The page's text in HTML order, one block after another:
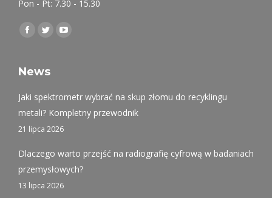
Pon - Pt: 7.30 - 15.30
Find us on:
Facebook
opens
new
window
Twitter
opens
new
window
YouTube
new
window
News
Jaki spektrometr wybrać na skup złomu do recyklingu
metali? Kompletny przewodnik
21 lipca 2026
Dlaczego warto przejść na radiografię cyfrową w badaniach
przemysłowych?
13 lipca 2026